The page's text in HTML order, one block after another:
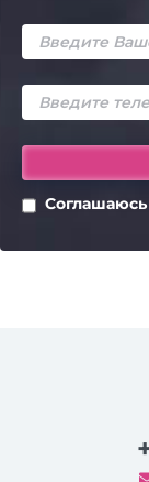
Соглашаюсь